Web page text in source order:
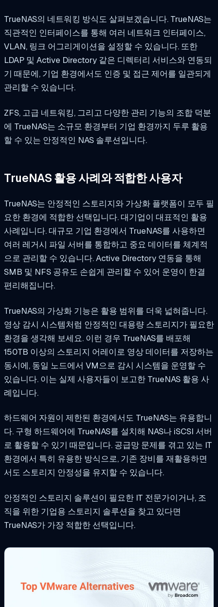
TrueNAS의 네트워킹 방식도 살펴보겠습니다. TrueNAS는
직관적인 인터페이스를 통해 여러 네트워크 인터페이스,
VLAN, 링크 어그리게이션을 설정할 수 있습니다. 또한
LDAP 및 Active Directory 같은 디렉터리 서비스와 연동되
기 때문에, 기업 환경에서도 인증 및 접근 제어를 일관되게
관리할 수 있습니다.
ZFS, 고급 네트워킹, 그리고 다양한 관리 기능의 조합 덕분
에 TrueNAS는 소규모 환경부터 기업 환경까지 두루 활용
할 수 있는 안정적인 NAS 솔루션입니다.
TrueNAS 활용 사례와 적합한 사용자
TrueNAS는 안정적인 스토리지와 가상화 플랫폼이 모두 필
요한 환경에 적합한 선택입니다. 대기업이 대표적인 활용
사례입니다. 대규모 기업 환경에서 TrueNAS를 사용하면
여러 레거시 파일 서버를 통합하고 중요 데이터를 체계적
으로 관리할 수 있습니다. Active Directory 연동을 통해
SMB 및 NFS 공유도 손쉽게 관리할 수 있어 운영이 한결
편리해집니다.
TrueNAS의 가상화 기능은 활용 범위를 더욱 넓혀줍니다.
영상 감시 시스템처럼 안정적인 대용량 스토리지가 필요한
환경을 생각해 보세요. 이런 경우 TrueNAS를 배포해
150TB 이상의 스토리지 어레이로 영상 데이터를 저장하는
동시에, 동일 노드에서 VM으로 감시 시스템을 운영할 수
있습니다. 이는 실제 사용자들이 보고한 TrueNAS 활용 사
례입니다.
하드웨어 자원이 제한된 환경에서도 TrueNAS는 유용합니
다. 구형 하드웨어에 TrueNAS를 설치해 NAS나 iSCSI 서버
로 활용할 수 있기 때문입니다. 공급망 문제를 겪고 있는 IT
환경에서 특히 유용한 방식으로, 기존 장비를 재활용하면
서도 스토리지 안정성을 유지할 수 있습니다.
안정적인 스토리지 솔루션이 필요한 IT 전문가이거나, 조
직을 위한 기업용 스토리지 솔루션을 찾고 있다면
TrueNAS가 가장 적합한 선택입니다.